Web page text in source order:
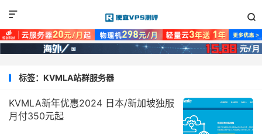


标签：KVMLA站群服务器
KVMLA新年优惠2024 日本/新加坡独服
月付350元起